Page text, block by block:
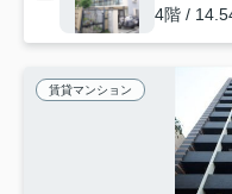
4階 /
賃貸マンション